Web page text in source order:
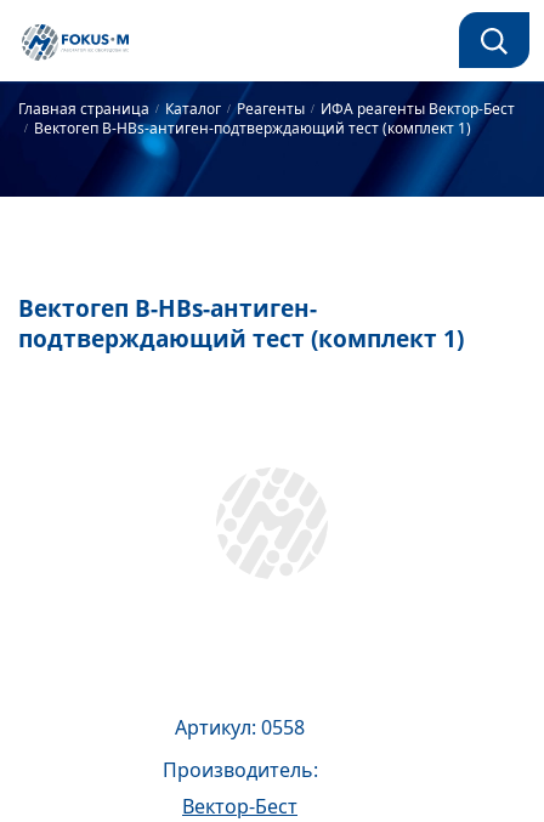
Главная страница Каталог Реагенты
ИФА реагенты Вектор-Бест
Вектогеп B-HBs-антиген-подтверждающий тест (комплект 1)
Вектогеп B-HBs-антиген-
подтверждающий тест (комплект 1)
Артикул: 0558
Производитель:
Вектор-Бест